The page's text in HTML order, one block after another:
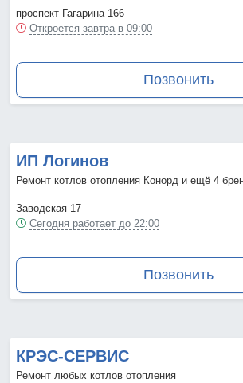
проспект Гагарина 166
Откроется завтра в 09:00
Позвонить
ИП Логинов
Ремонт котлов отопления Конорд и ещё 4
Заводская 17
Сегодня работает до 22:00
Позвонить
КРЭС-СЕРВИС
Ремонт любых котлов отопления